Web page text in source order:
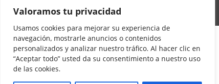
Valoramos tu privacidad
Usamos cookies para mejorar su experiencia de
navegación, mostrarle anuncios o contenidos
personalizados y analizar nuestro tráfico. Al hacer clic en
“Aceptar todo” usted da su consentimiento a nuestro uso
de las cookies.
Cookies DCSoluciones